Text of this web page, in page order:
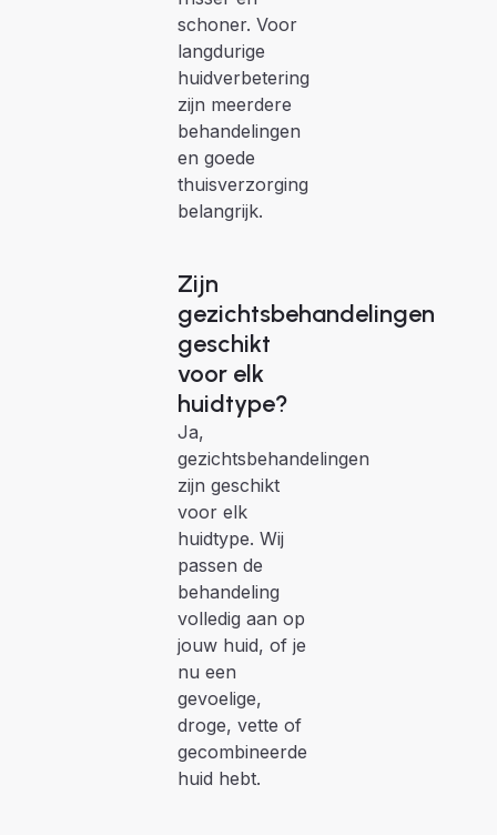
schoner. Voor
langdurige
huidverbetering
zijn meerdere
behandelingen
en goede
thuisverzorging
belangrijk.
Zijn
gezichtsbehandelingen
geschikt
voor elk
huidtype?
Ja,
gezichtsbehandelingen
zijn geschikt
voor elk
huidtype. Wij
passen de
behandeling
volledig aan op
jouw huid, of je
nu een
gevoelige,
droge, vette of
gecombineerde
huid hebt.